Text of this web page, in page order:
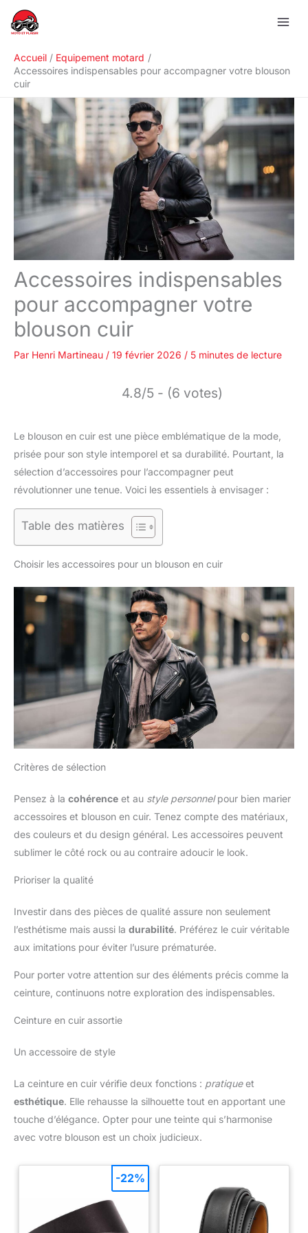
Accueil
Equipement motard
Accessoires indispensables pour accompagner votre blouson
cuir
Accessoires indispensables
pour accompagner votre
blouson cuir
Par Henri Martineau / 19 février 2026 / 5 minutes de lecture
4.8/5 - (6 votes)
Le blouson en cuir est une pièce emblématique de la mode,
prisée pour son style intemporel et sa durabilité. Pourtant, la
sélection d’accessoires pour l’accompagner peut
révolutionner une tenue. Voici les essentiels à envisager :
Table des matières
Choisir les accessoires pour un blouson en cuir
Critères de sélection
Pensez à la cohérence et au style personnelpour bien marier
accessoires et blouson en cuir. Tenez compte des matériaux,
des couleurs et du design général. Les accessoires peuvent
sublimer le côté rock ou au contraire adoucir le look.
Prioriser la qualité
Investir dans des pièces de qualité assure non seulement
l’esthétisme mais aussi la durabilité. Préférez le cuir véritable
aux imitations pour éviter l’usure prématurée.
Pour porter votre attention sur des éléments précis comme la
ceinture, continuons notre exploration des indispensables.
Ceinture en cuir assortie
Un accessoire de style
La ceinture en cuir vérifie deux fonctions : pratiqueet
esthétique. Elle rehausse la silhouette tout en apportant une
touche d’élégance. Opter pour une teinte qui s’harmonise
avec votre blouson est un choix judicieux.
-22%
R
e
h
e
r
c